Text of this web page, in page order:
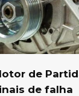
de
de falha